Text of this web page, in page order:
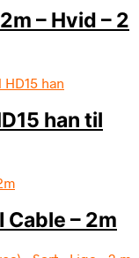
– Hvid – 2
han til
Cable – 2m